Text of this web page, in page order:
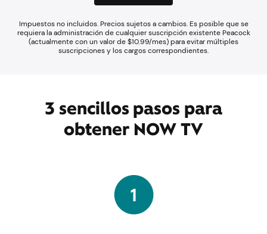
Impuestos no incluidos. Precios sujetos a cambios. Es posible que se
requiera la administración de cualquier suscripción existente Peacock
(actualmente con un valor de $10.99/mes) para evitar múltiples
suscripciones y los cargos correspondientes.
3 sencillos pasos para
obtener NOW TV